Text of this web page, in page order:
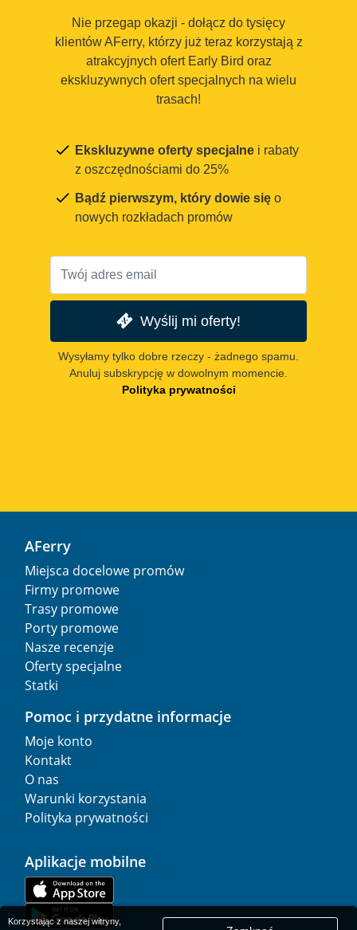
Nie przegap okazji - dołącz do tysięcy
klientów AFerry, którzy już teraz korzystają z
atrakcyjnych ofert Early Bird oraz
ekskluzywnych ofert specjalnych na wielu
trasach!
Ekskluzywne oferty specjalne i rabaty
z oszczędnościami do 25%
Bądź pierwszym, który dowie się o
nowych rozkładach promów
Wyślij mi oferty!
Wysyłamy tylko dobre rzeczy - żadnego spamu.
Anuluj subskrypcję w dowolnym momencie.
Polityka prywatności
AFerry
Miejsca docelowe promów
Firmy promowe
Trasy promowe
Porty promowe
Nasze recenzje
Oferty specjalne
Statki
Pomoc i przydatne informacje
Moje konto
Kontakt
O nas
Warunki korzystania
Polityka prywatności
Aplikacje mobilne
Korzystając z naszej witryny,